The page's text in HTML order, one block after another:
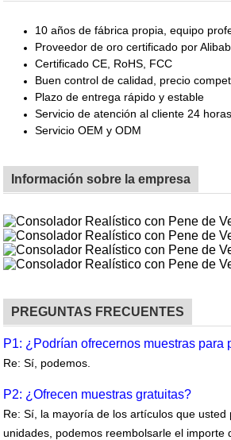
10 años de fábrica propia, equipo
Proveedor de oro certificado por
Certificado CE, RoHS, FCC
Buen control de calidad, precio
Plazo de entrega rápido y estable
Servicio de atención al cliente 24 horas
Servicio OEM y ODM
Información sobre la empresa
PREGUNTAS FRECUENTES
P1: ¿Podrían ofrecernos muestras para
Re: Sí, podemos.
P2: ¿Ofrecen muestras gratuitas?
Re: Sí, la mayoría de los artículos que
unidades, podemos reembolsarle el